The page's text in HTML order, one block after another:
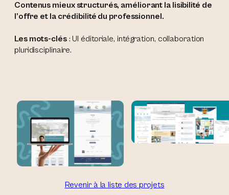
Contenus mieux structurés, améliorant la lisibilité de
l’offre et la crédibilité du professionnel.
Les mots-clés: UI éditoriale, intégration, collaboration
pluridisciplinaire.
Revenir à la liste des projets